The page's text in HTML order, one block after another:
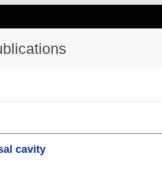
cavity